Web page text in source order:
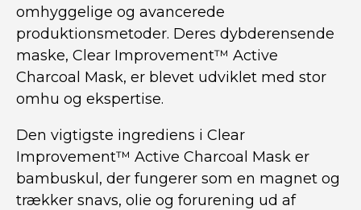
omhyggelige og avancerede
produktionsmetoder. Deres dybderensende
maske, Clear Improvement™ Active
Charcoal Mask, er blevet udviklet med stor
omhu og ekspertise.
Den vigtigste ingrediens i Clear
Improvement™ Active Charcoal Mask er
bambuskul, der fungerer som en magnet og
trækker snavs, olie og forurening ud af